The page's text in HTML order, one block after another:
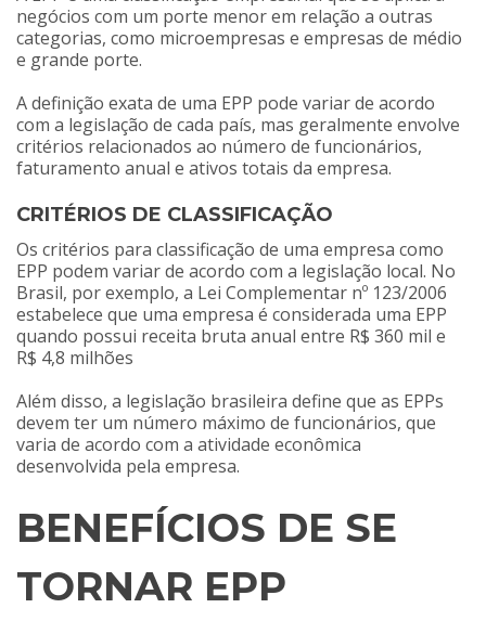
negócios com um porte menor em relação a outras
categorias, como microempresas e empresas de médio
e grande porte.
A definição exata de uma EPP pode variar de acordo
com a legislação de cada país, mas geralmente envolve
critérios relacionados ao número de funcionários,
faturamento anual e ativos totais da empresa.
CRITÉRIOS DE CLASSIFICAÇÃO
Os critérios para classificação de uma empresa como
EPP podem variar de acordo com a legislação local. No
Brasil, por exemplo, a Lei Complementar nº 123/2006
estabelece que uma empresa é considerada uma EPP
quando possui receita bruta anual entre R$ 360 mil e
R$ 4,8 milhões
Além disso, a legislação brasileira define que as EPPs
devem ter um número máximo de funcionários, que
varia de acordo com a atividade econômica
desenvolvida pela empresa.
BENEFÍCIOS DE SE
TORNAR EPP